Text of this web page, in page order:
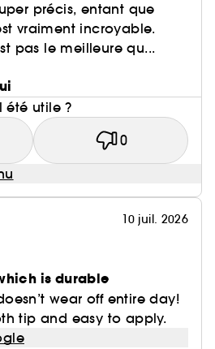
précis, entant que
vraiment incroyable.
pas le meilleure qu...
été utile ?
0
10 juil. 2026
is durable
wear off entire day!
tip and easy to apply.